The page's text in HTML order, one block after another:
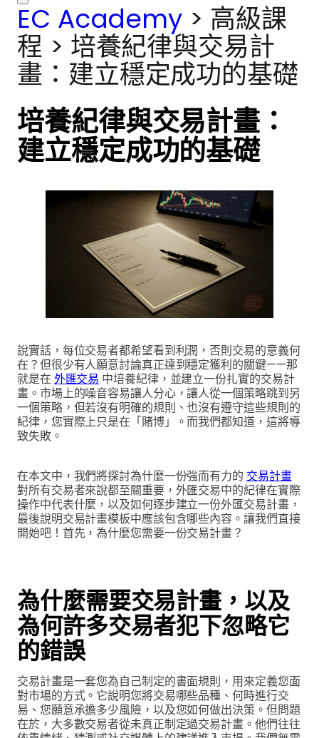
EC Academy > 高級課
程 > 培養紀律與交易計
畫：建立穩定成功的基礎
培養紀律與交易計畫：
建立穩定成功的基礎
說實話，每位交易者都希望看到利潤，否則交易的意義何
在？但很少有人願意討論真正達到穩定獲利的關鍵——那
就是在 外匯交易 中培養紀律，並建立一份扎實的交易計
畫。市場上的噪音容易讓人分心，讓人從一個策略跳到另
一個策略，但若沒有明確的規則、也沒有遵守這些規則的
紀律，您實際上只是在「賭博」。而我們都知道，這將導
致失敗。
在本文中，我們將探討為什麼一份強而有力的 交易計畫
對所有交易者來說都至關重要，外匯交易中的紀律在實際
操作中代表什麼，以及如何逐步建立一份外匯交易計畫，
最後說明交易計畫模板中應該包含哪些內容。讓我們直接
開始吧！首先，為什麼您需要一份交易計畫？
為什麼需要交易計畫，以及
為何許多交易者犯下忽略它
的錯誤
交易計畫是一套您為自己制定的書面規則，用來定義您面
對市場的方式。它說明您將交易哪些品種、何時進行交
易、您願意承擔多少風險，以及您如何做出決策。但問題
在於，大多數交易者從未真正制定過交易計畫。他們往往